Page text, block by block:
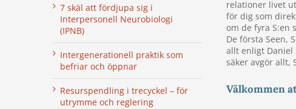
relationer livet
för dig som
om de fyra S:en
De första Seen,
allt enligt Daniel
säker avgör allt,
Välkommen
7 skäl att fördjupa sig i
Interpersonell Neurobiologi
(IPNB)
Intergenerationell praktik som
befriar och öppnar
Resurspendling i trecyckel – för
utrymme och reglering